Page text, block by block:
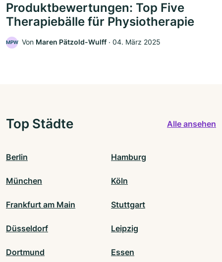
Produktbewertungen: Top Five
Therapiebälle für Physiotherapie
MPW Von Maren Pätzold-Wulff ‧ 04. März 2025
Top Städte Alle ansehen
Berlin Hamburg
München Köln
Frankfurt am Main Stuttgart
Düsseldorf Leipzig
Dortmund Essen